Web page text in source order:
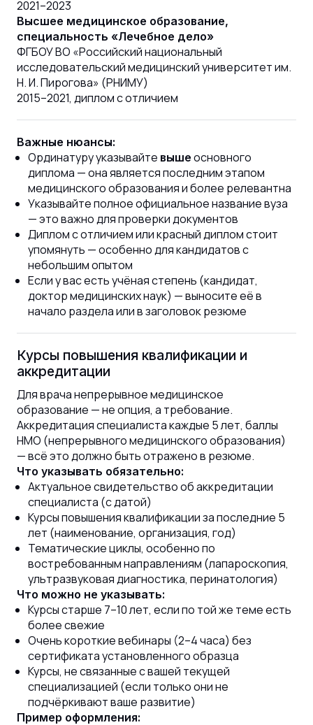
2021–2023
Высшее медицинское образование,
специальность «Лечебное дело»
ФГБОУ ВО «Российский национальный
исследовательский медицинский университет им.
Н. И. Пирогова» (РНИМУ)
2015–2021, диплом с отличием
Важные нюансы:
Ординатуру указывайте выше основного
диплома — она является последним этапом
медицинского образования и более релевантна
Указывайте полное официальное название вуза
— это важно для проверки документов
Диплом с отличием или красный диплом стоит
упомянуть — особенно для кандидатов с
небольшим опытом
Если у вас есть учёная степень (кандидат,
доктор медицинских наук) — выносите её в
начало раздела или в заголовок резюме
Курсы повышения квалификации и
аккредитации
Для врача непрерывное медицинское
образование — не опция, а требование.
Аккредитация специалиста каждые 5 лет, баллы
НМО (непрерывного медицинского образования)
— всё это должно быть отражено в резюме.
Что указывать обязательно:
Актуальное свидетельство об аккредитации
специалиста (с датой)
Курсы повышения квалификации за последние 5
лет (наименование, организация, год)
Тематические циклы, особенно по
востребованным направлениям (лапароскопия,
ультразвуковая диагностика, перинатология)
Что можно не указывать:
Курсы старше 7–10 лет, если по той же теме есть
более свежие
Очень короткие вебинары (2–4 часа) без
сертификата установленного образца
Курсы, не связанные с вашей текущей
специализацией (если только они не
подчёркивают ваше развитие)
Пример оформления: